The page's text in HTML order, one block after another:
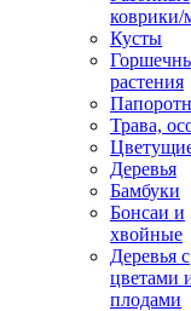
коврики/
Кусты
растения
Трава,
Деревья
Бамбуки
Бонсаи и
хвойные
Деревья с
цветами
плодами